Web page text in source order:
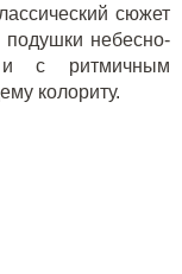
сюжет
небесно-
и с ритмичным
колориту.